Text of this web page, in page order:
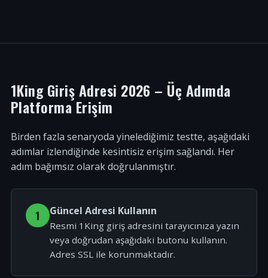
1King Giriş Adresi 2026 – Üç Adımda
Platforma Erişim
Birden fazla senaryoda yinelediğimiz testte, aşağıdaki
adımlar izlendiğinde kesintisiz erişim sağlandı. Her
adım bağımsız olarak doğrulanmıştır.
1 Güncel Adresi Kullanın
Resmi 1King giriş adresini tarayıcınıza yazın
veya doğrudan aşağıdaki butonu kullanın.
Adres SSL ile korunmaktadır.